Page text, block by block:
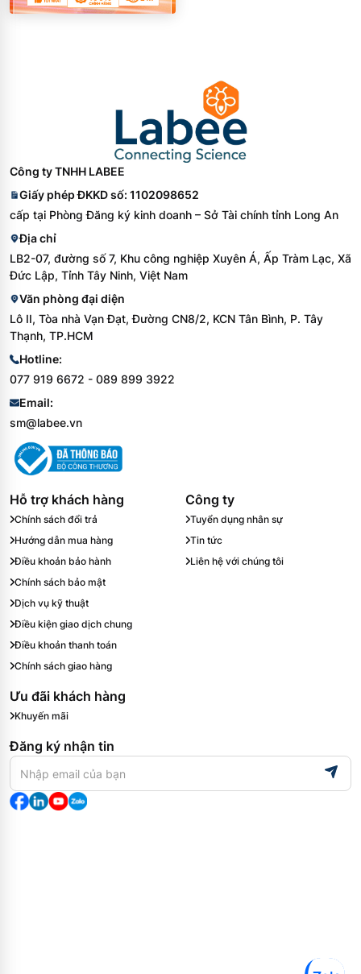
Công ty TNHH LABEE
Giấy phép ĐKKD số: 1102098652
cấp tại Phòng Đăng ký kinh doanh – Sở Tài chính tỉnh Long An
Địa chỉ
LB2-07, đường số 7, Khu công nghiệp Xuyên Á, Ấp Tràm Lạc, Xã
Đức Lập, Tỉnh Tây Ninh, Việt Nam
Văn phòng đại diện
Lô II, Tòa nhà Vạn Đạt, Đường CN8/2, KCN Tân Bình, P. Tây
Thạnh, TP.HCM
Hotline:
077 919 6672 - 089 899 3922
Email:
sm@labee.vn
Hỗ trợ khách hàng
Chính sách đổi trả
Hướng dẫn mua hàng
Điều khoản bảo hành
Chính sách bảo mật
Dịch vụ kỹ thuật
Điều kiện giao dịch chung
Điều khoản thanh toán
Chính sách giao hàng
Công ty
Tuyển dụng nhân sự
Tin tức
Liên hệ với chúng tôi
Ưu đãi khách hàng
Khuyến mãi
Đăng ký nhận tin